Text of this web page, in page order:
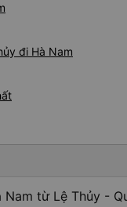
đi Hà Nam
Nam từ Lệ Thủy -